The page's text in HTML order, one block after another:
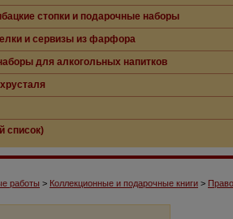
стопки и подарочные наборы
и сервизы из фарфора
для алкогольных напитков
список)
работы > Коллекционные и подарочные книги >